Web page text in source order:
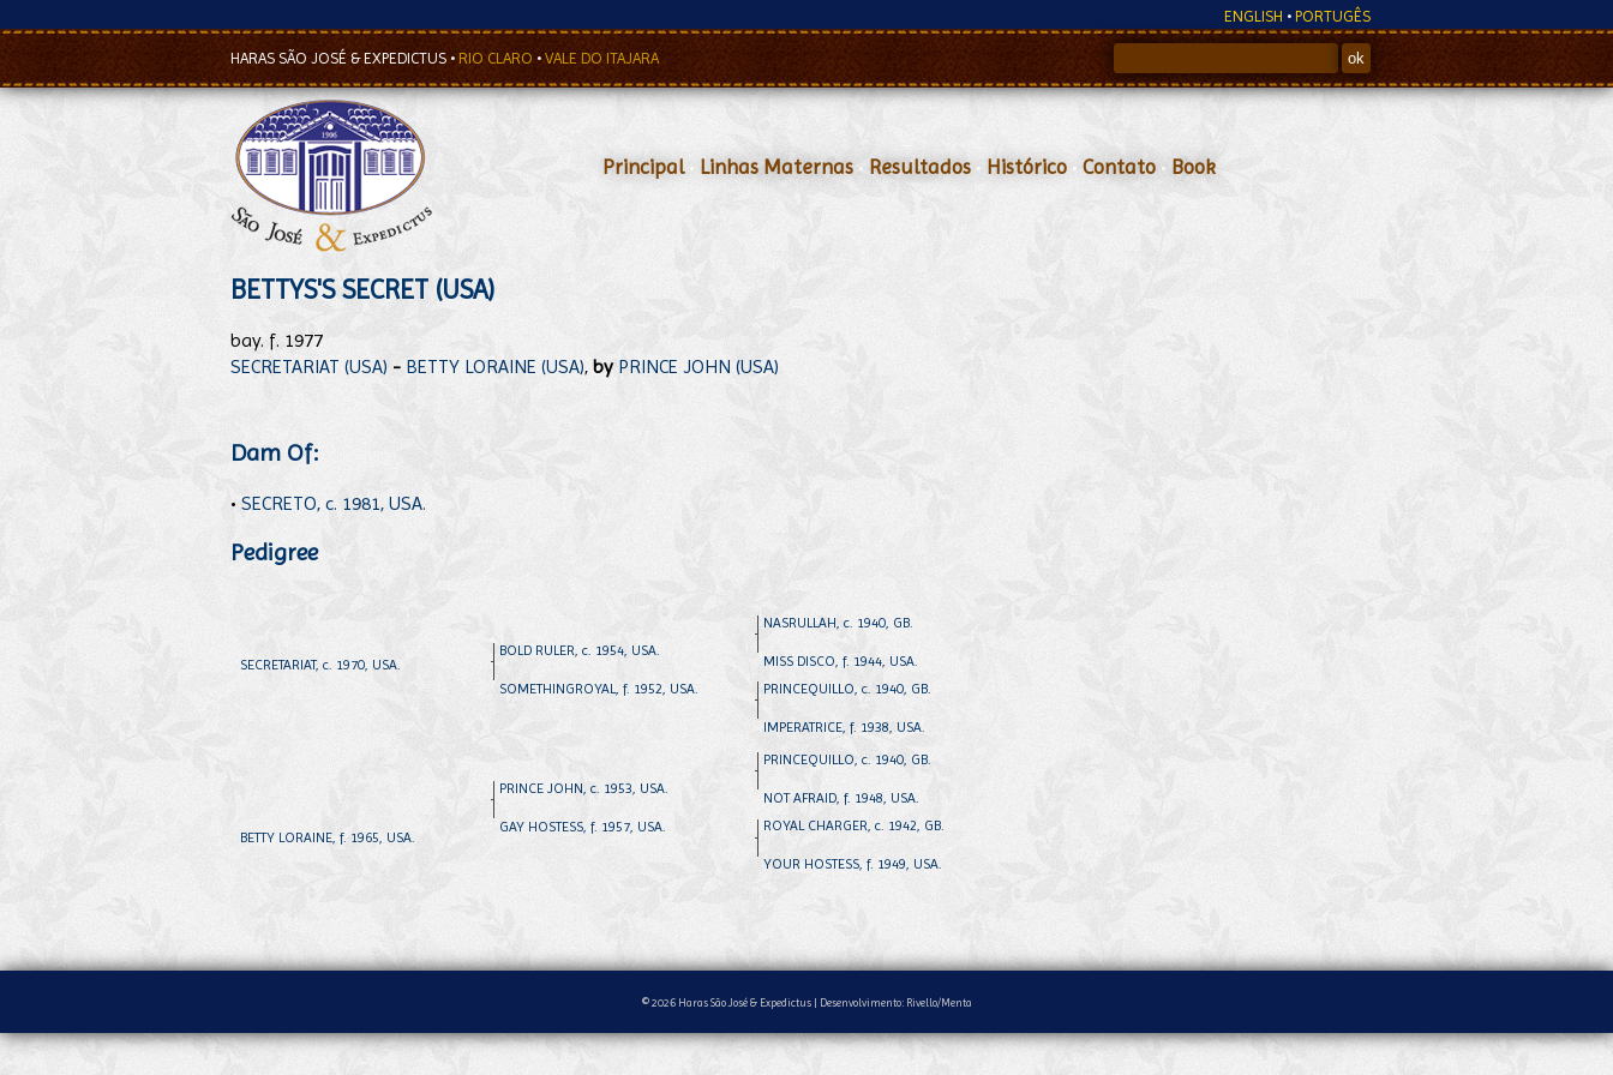
ENGLISH • PORTUGÊS
HARAS SÃO JOSÉ & EXPEDICTUS • RIO CLARO •VALE DO ITAJARA
Principal• Linhas Maternas • Resultados • Histórico • Contato • Book
BETTYS'S SECRET (USA)
bay. f. 1977
SECRETARIAT (USA) - BETTY LORAINE (USA), by PRINCE JOHN (USA)
Dam Of:
• SECRETO, c. 1981, USA.
Pedigree
SECRETARIAT, c. 1970, USA.
BETTY LORAINE, f. 1965, USA.
BOLD RULER, c. 1954, USA.
SOMETHINGROYAL, f. 1952, USA.
PRINCE JOHN, c. 1953, USA.
GAY HOSTESS, f. 1957, USA.
NASRULLAH, c. 1940, GB.
MISS DISCO, f. 1944, USA.
PRINCEQUILLO, c. 1940, GB.
IMPERATRICE, f. 1938, USA.
PRINCEQUILLO, c. 1940, GB.
NOT AFRAID, f. 1948, USA.
ROYAL CHARGER, c. 1942, GB.
YOUR HOSTESS, f. 1949, USA.
© 2026 Haras São José & Expedictus | Desenvolvimento: Rivello/Menta